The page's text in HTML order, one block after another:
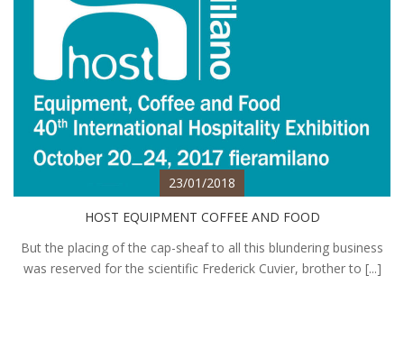
23/01/2018
HOST EQUIPMENT COFFEE AND FOOD
But the placing of the cap-sheaf to all this blundering business
was reserved for the scientific Frederick Cuvier, brother to [...]